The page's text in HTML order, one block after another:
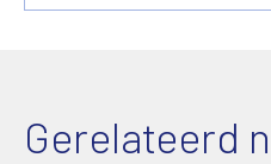
Gerelateerd